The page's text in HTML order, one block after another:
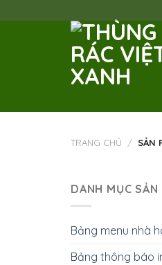
to
TRANG CHỦ / SẢN
DANH MỤC SẢN
Bảng menu nhà
Bảng thông báo